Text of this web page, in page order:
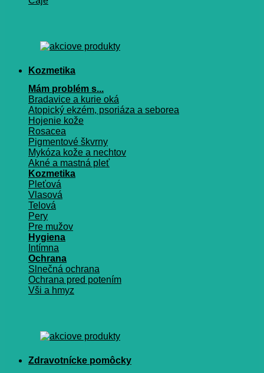
Kozmetika
Mám problém s...
Bradavice a kurie oká
Atopický ekzém, psoriáza a seborea
Hojenie kože
Rosacea
Pigmentové škvrny
Mykóza kože a nechtov
Akné a mastná pleť
Kozmetika
Pleťová
Vlasová
Telová
Pery
Pre mužov
Hygiena
Intímna
Ochrana
Slnečná ochrana
Ochrana pred potením
Vši a hmyz
Zdravotnícke pomôcky